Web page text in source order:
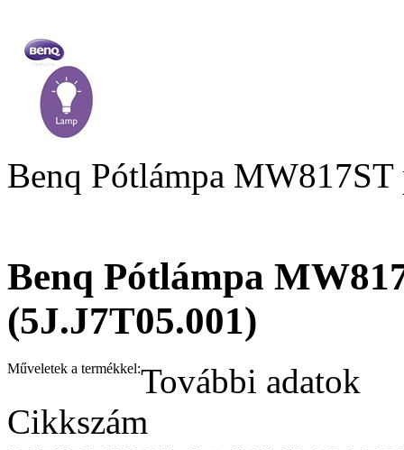
Benq Pótlámpa
Benq Pótlámpa
(5J.J7T05.001)
Műveletek a termékkel:További adatok
Cikkszám